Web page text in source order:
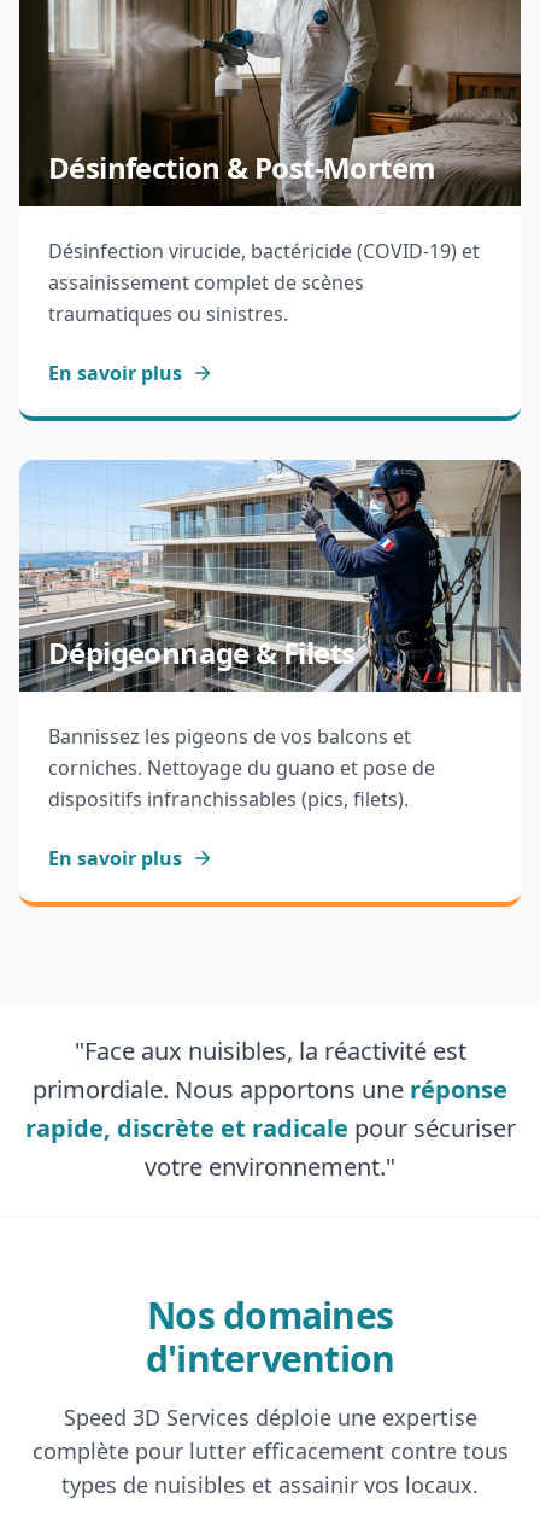
Désinfection & Post-Mortem
Désinfection virucide, bactéricide (COVID-19) et
assainissement complet de scènes
traumatiques ou sinistres.
En savoir plus
Dépigeonnage & Filets
Bannissez les pigeons de vos balcons et
corniches. Nettoyage du guano et pose de
dispositifs infranchissables (pics, filets).
En savoir plus
"Face aux nuisibles, la réactivité est
primordiale. Nous apportons une réponse
rapide, discrète et radicale pour sécuriser
votre environnement."
Nos domaines
d'intervention
Speed 3D Services déploie une expertise
complète pour lutter efficacement contre tous
types de nuisibles et assainir vos locaux.